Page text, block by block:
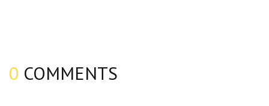
0 COMMENTS